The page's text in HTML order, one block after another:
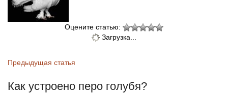
Оцените статью:
Загрузка...
Предыдущая статья
Как устроено перо голубя?